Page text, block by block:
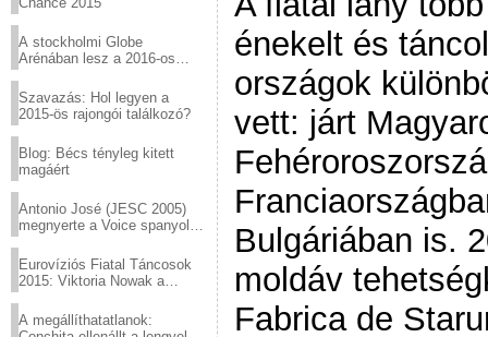
A stockholmi Globe
Arénában lesz a 2016-os
Szavazás: Hol legyen a
2015-ös rajongói találkozó?
Blog: Bécs tényleg kitett
magáért
Antonio José (JESC 2005)
megnyerte a Voice spanyol
Eurovíziós Fiatal Táncosok
2015: Viktoria Nowak a
A megállíthatatlanok:
énekelt és
országok
vett: járt
Bulgáriában is.
moldáv
Fabrica de